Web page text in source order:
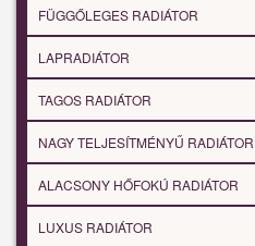
FÜGGŐLEGES RADIÁTOR
LAPRADIÁTOR
TAGOS RADIÁTOR
NAGY TELJESÍTMÉNYŰ RADIÁTOR
ALACSONY HŐFOKÚ RADIÁTOR
LUXUS RADIÁTOR